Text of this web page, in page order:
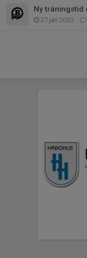
Ny träningstid
27 jan 2020